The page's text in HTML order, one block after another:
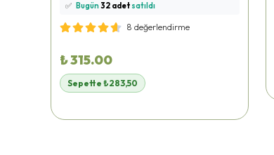
✅ Bugün32 adetsatıldı
🚚 Hızlı teslimat yapılıyor!
8 değerlendirme
₺ 315.00
Sepette ₺283,50